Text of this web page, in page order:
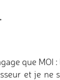
que MOI
et je